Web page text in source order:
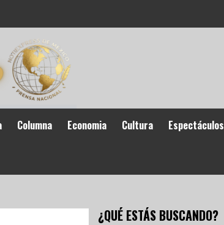
Columna Economia Cultura Espectáculos
¿QUÉ ESTÁS BUSCANDO?